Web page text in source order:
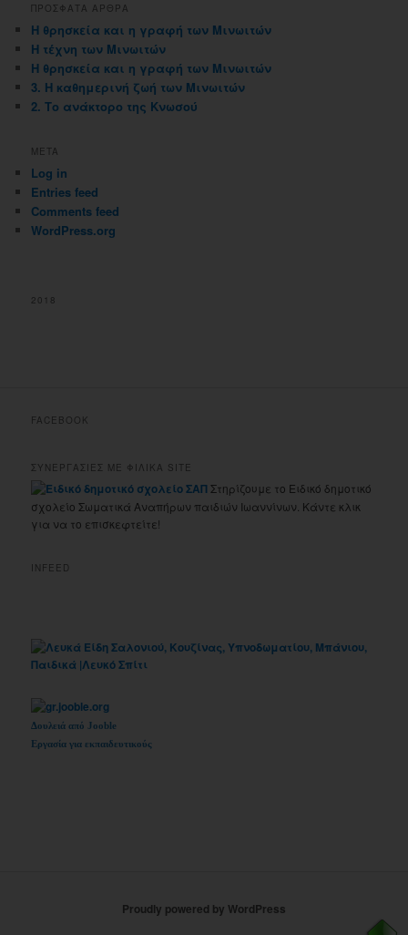
ΠΡΟΣΦΑΤΑ ΑΡΘΡΑ
Η θρησκεία και η γραφή των Μινωιτών
Η τέχνη των Μινωιτών
Η θρησκεία και η γραφή των Μινωιτών
3. Η καθημερινή ζωή των Μινωιτών
2. Το ανάκτορο της Κνωσού
META
Log in
Entries feed
Comments feed
WordPress.org
2018
FACEBOOK
ΣΥΝΕΡΓΑΣΙΕΣ ΜΕ ΦΙΛΙΚΑ SITE
Στηρίζουμε το Ειδικό δημοτικό
σχολείο Σωματικά Αναπήρων παιδιών Ιωαννίνων. Κάντε κλικ
για να το επισκεφτείτε!
INFEED
Δουλειά από Jooble
Εργασία για εκπαιδευτικούς
Proudly powered by WordPress